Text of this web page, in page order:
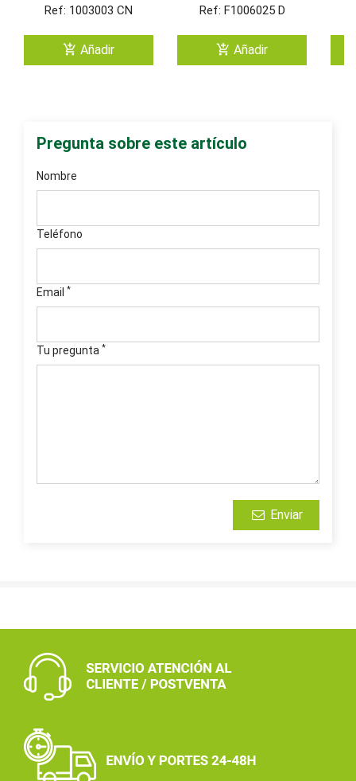
Ref: 1003003 CN
add_shopping_cart Añadir
Ref: F1006025 D
add_shopping_cart Añadir
Pregunta sobre este artículo
Nombre
Teléfono
Email *
Tu pregunta *
Enviar